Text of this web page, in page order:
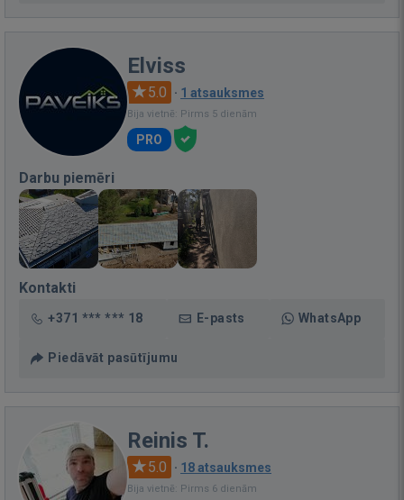
Elviss
5.0 · 1 atsauksmes
Bija vietnē: Pirms 5 dienām
PRO
Darbu piemēri
Kontakti
+371 *** *** 18 E-pasts WhatsApp
Piedāvāt pasūtījumu
Reinis T.
5.0 · 18 atsauksmes
Bija vietnē: Pirms 6 dienām